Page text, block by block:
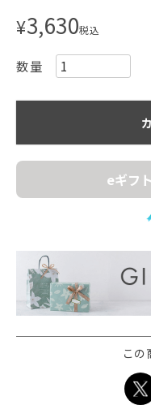
¥3,630税込
eギフ
この